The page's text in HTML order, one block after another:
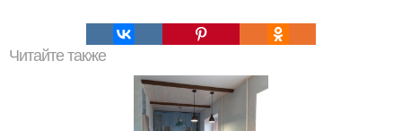
Читайте также